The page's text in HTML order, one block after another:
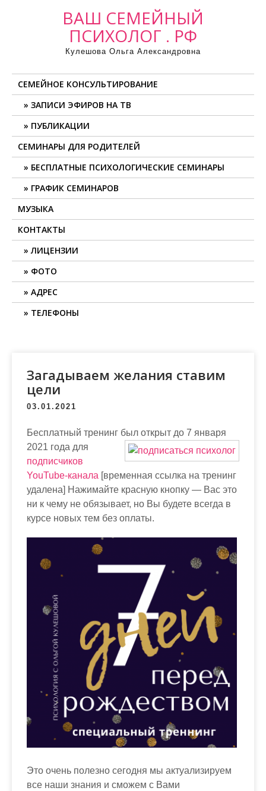
ВАШ СЕМЕЙНЫЙ
ПСИХОЛОГ . РФ
Кулешова Ольга Александровна
СЕМЕЙНОЕ КОНСУЛЬТИРОВАНИЕ
ЗАПИСИ ЭФИРОВ НА ТВ
ПУБЛИКАЦИИ
СЕМИНАРЫ ДЛЯ РОДИТЕЛЕЙ
БЕСПЛАТНЫЕ ПСИХОЛОГИЧЕСКИЕ СЕМИНАРЫ
ГРАФИК СЕМИНАРОВ
МУЗЫКА
КОНТАКТЫ
ЛИЦЕНЗИИ
ФОТО
АДРЕС
ТЕЛЕФОНЫ
Загадываем желания ставим
цели
03.01.2021
Бесплатный тренинг был открыт до 7 января
2021 года для
подписчиков
YouTube-канала [временная ссылка на тренинг
удалена] Нажимайте красную кнопку — Вас это
ни к чему не обязывает, но Вы будете всегда в
курсе новых тем без оплаты.
Это очень полезно сегодня мы актуализируем
все наши знания и сможем с Вами